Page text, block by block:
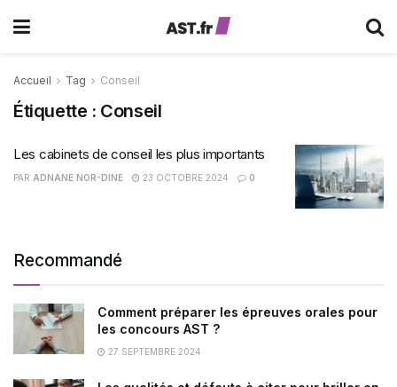
Accueil Tag Conseil
Étiquette : Conseil
Les cabinets de conseil les plus importants
PAR ADNANE NOR-DINE 23 OCTOBRE 2024 0
Recommandé
Comment préparer les épreuves orales pour
les concours AST ?
27 SEPTEMBRE 2024